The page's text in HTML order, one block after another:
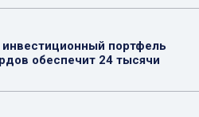
портфель
обеспечит 24 тысячи